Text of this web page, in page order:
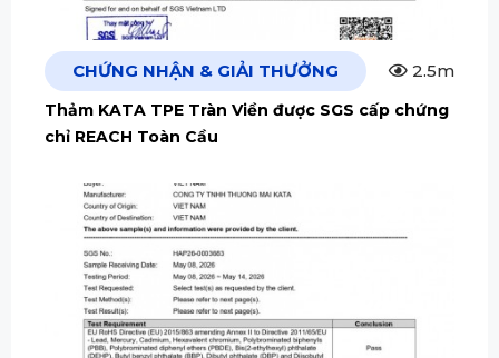
CHỨNG NHẬN & GIẢI THƯỞNG 2.5m
Thảm KATA TPE Tràn Viền được SGS cấp chứng
chỉ REACH Toàn Cầu